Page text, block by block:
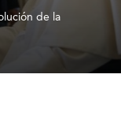
de la